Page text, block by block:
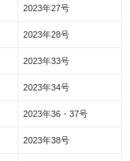
2023年27号
2023年28号
2023年33号
2023年34号
2023年36・37号
2023年38号